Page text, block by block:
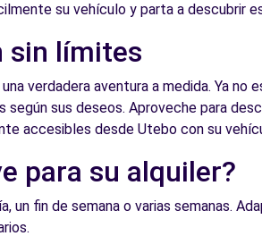
su vehículo y parta a descubrir
sin límites
verdadera aventura a medida. Ya no
sus deseos. Aproveche para
accesibles desde Utebo con su
para su alquiler?
un fin de semana o varias semanas.